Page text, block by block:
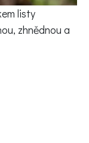
listy
zhnědnou a